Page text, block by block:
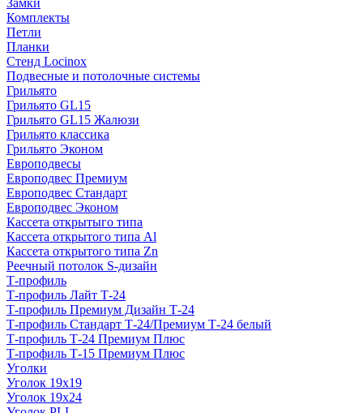
Замки
Комплекты
Петли
Планки
Стенд Locinox
Подвесные и потолочные системы
Грильято
Грильято GL15
Грильято GL15 Жалюзи
Грильято классика
Грильято Эконом
Европодвесы
Европодвес Премиум
Европодвес Стандарт
Европодвес Эконом
Кассета открытыго типа
Кассета открытого типа Al
Кассета открытого типа Zn
Реечный потолок S-дизайн
Т-профиль
Т-профиль Лайт Т-24
Т-профиль Премиум Дизайн Т-24
Т-профиль Стандарт Т-24/Премиум Т-24 белый
Т-профиль Т-24 Премиум Плюс
Т-профиль Т-15 Премиум Плюс
Уголки
Уголок 19х19
Уголок 19х24